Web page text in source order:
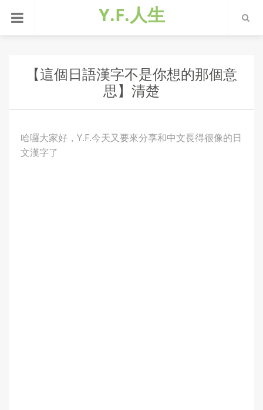
Y.F.人生
【這個日語漢字不是你想的那個意
思】清楚
哈囉大家好，Y.F.今天又要來分享和中文長得很像的日
文漢字了